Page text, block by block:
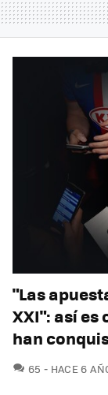
"Las
XXI": así es
han
65 HACE 6